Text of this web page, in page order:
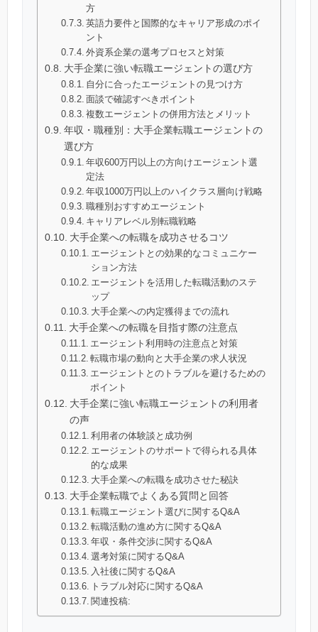
方
英語力要件と国際的なキャリア形成のポイ
ント
外資系企業の選考プロセスと対策
大手企業に強い転職エージェントの選び方
自分に合ったエージェントの見つけ方
面談で確認すべきポイント
複数エージェントの併用方法とメリット
年収・職種別：大手企業転職エージェントの
選び方
年収600万円以上の方向けエージェント選
定法
年収1000万円以上のハイクラス層向け戦略
職種別おすすめエージェント
キャリアレベル別転職戦略
大手企業への転職を成功させるコツ
エージェントとの効果的なコミュニケー
ション方法
エージェントを活用した転職活動のステ
ップ
大手企業への内定獲得までの流れ
大手企業への転職を目指す際の注意点
エージェント利用時の注意点と対策
転職市場の動向と大手企業の求人状況
エージェントとのトラブルを避けるための
ポイント
大手企業に強い転職エージェントの利用者
の声
利用者の体験談と成功例
エージェントのサポートで得られる具体
的な成果
大手企業への転職を成功させた秘訣
大手企業転職でよくある質問と回答
転職エージェント選びに関するQ&A
転職活動の進め方に関するQ&A
年収・条件交渉に関するQ&A
選考対策に関するQ&A
入社後に関するQ&A
トラブル対応に関するQ&A
関連投稿: